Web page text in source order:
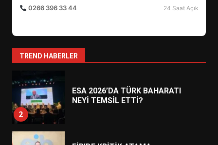
0266 396 33 44
24 Saat Açık
TREND HABERLER
2
3
EİB’DE KRİTİK ATAMA:
SÜRDÜRÜLEBİLİRLİKTE NE
DEĞİŞECEK?